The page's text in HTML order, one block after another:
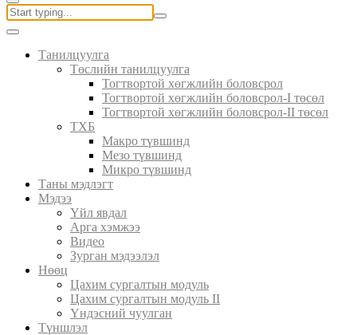
Танилцуулга
Төслийн танилцуулга
Тогтвортой хөгжлийн боловсрол
Тогтвортой хөгжлийн боловсрол-I төсөл
Тогтвортой хөгжлийн боловсрол-II төсөл
ТХБ
Макро түвшинд
Мезо түвшинд
Микро түвшинд
Таны мэдлэгт
Мэдээ
Үйл явдал
Арга хэмжээ
Видео
Зурган мэдээлэл
Нөөц
Цахим сургалтын модуль
Цахим сургалтын модуль II
Үндэсний чуулган
Түншлэл